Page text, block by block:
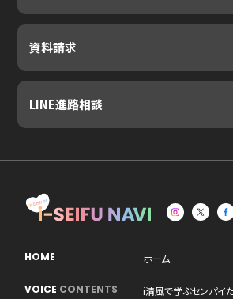
資料請求
LINE進路相談
HOME ホーム
VOICE CONTENTS
i清風で学ぶセンパイ